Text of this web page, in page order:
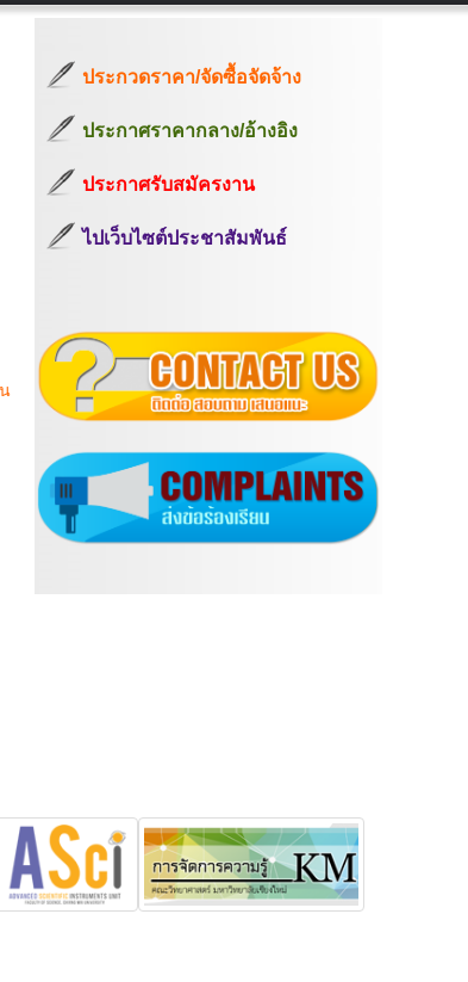
ประกวดราคา/จัดซื้อจัดจ้าง
ประกาศราคากลาง/อ้างอิง
ประกาศรับสมัครงาน
ไปเว็บไซต์ประชาสัมพันธ์